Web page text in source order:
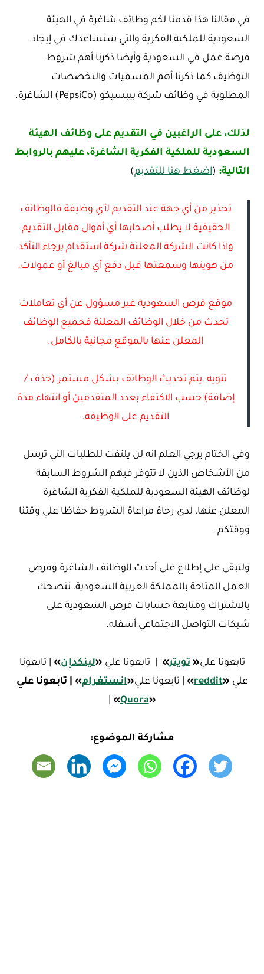
في مقالنا هذا قدمنا لكم وظائف شاغرة في الهيئة
السعودية للملكية الفكرية والتي ستساعدك في إيجاد
فرصة عمل في السعودية وأيضا ذكرنا أهم شروط
التوظيف كما ذكرنا أهم المسميات والتخصصات
المطلوبة في وظائف شركة بيبسيكو (PepsiCo) الشاغرة.
لذلك، على الراغبين في التقديم على وظائف الهيئة
السعودية للملكية الفكرية الشاغرة، عليهم بالروابط
التالية: (اضغط هنا للتقديم)
تحذير من أي جهة عند التقديم لأي وظيفة فالوظائف
الحقيقية لا يطلب أصحابها أي أموال مقابل التقديم
واذا كانت الشركة المعلنة شركة استقدام برجاء التأكد
من هويتها وسمعتها قبل دفع أي مبالغ أو عمولات.
موقع فرص السعودية غير مسؤول عن أي تعاملات
تحدث من خلال الوظائف المعلنة فجميع الوظائف
المعلن عنها بالموقع مجانية بالكامل.
تنويه: يتم تحديث الوظائف بشكل مستمر (حذف /
إضافة) حسب الاكتفاء بعدد المتقدمين أو انتهاء مدة
التقديم على الوظيفة.
وفي الختام يرجي العلم انه لن يلتفت للطلبات التي ترسل
من الأشخاص الذين لا تتوفر فيهم الشروط السابقة
لوظائف الهيئة السعودية للملكية الفكرية الشاغرة
المعلن عنها، لدى رجاءً مراعاة الشروط حفاظا علي وقتنا
ووقتكم.
ولتبقى على إطلاع على أحدث الوظائف الشاغرة وفرص
العمل المتاحة بالمملكة العربية السعودية، ننصحك
بالاشتراك ومتابعة حسابات فرص السعودية على
شبكات التواصل الاجتماعي أسفله.
تابعونا علي« تويتر» | تابعونا علي «لينكدإن» | تابعونا
علي «
reddit
» | تابعونا علي«انستغرام»
| تابعونا علي
«
Quora
»
مشاركة الموضوع: